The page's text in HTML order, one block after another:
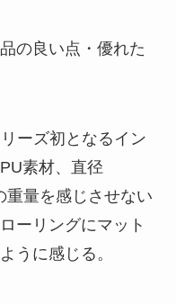
の良い点・優れた
ーズ初となるイン
素材、直径
重量を感じさせない
ーリングにマット
うに感じる。